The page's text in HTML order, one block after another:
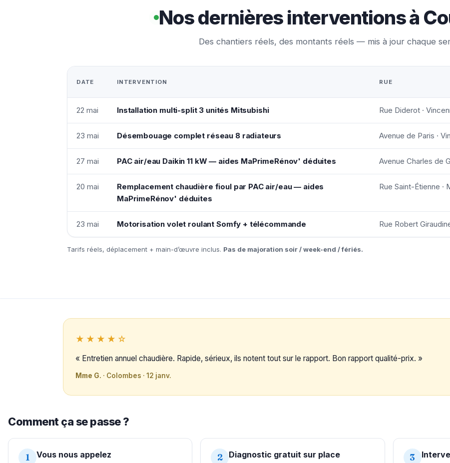
Nos dernières interventions à
Des chantiers réels, des montants réels — mis à jour chaque
DATE INTERVENTION RUE
22 mai Installation multi-split 3 unités Mitsubishi Rue Diderot ·
23 mai Désembouage complet réseau 8 radiateurs Avenue de Paris ·
27 mai PAC air/eau Daikin 11 kW — aides MaPrimeRénov' déduites Avenue Charles de
20 mai
Remplacement chaudière fioul par PAC air/eau — aides
MaPrimeRénov' déduites
Rue Saint-Étienne ·
23 mai Motorisation volet roulant Somfy + télécommande Rue Robert
Tarifs réels, déplacement + main-d’œuvre inclus. Pas de majoration soir / week-end / fériés.
★★★★☆
« Entretien annuel chaudière. Rapide, sérieux, ils notent tout sur le rapport. Bon rapport qualité-prix. »
Mme G. · Colombes · 12 janv.
Comment ça se passe ?
1 Vous nous appelez 2 Diagnostic gratuit sur place 3